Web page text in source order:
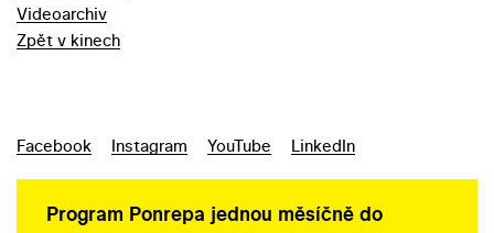
Videoarchiv
Zpět v kinech
Facebook Instagram YouTube LinkedIn
Program Ponrepa jednou měsíčně do